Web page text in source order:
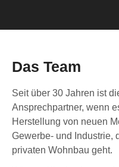
Das Team
Seit über 30 Jahren ist
Ansprechpartner, wenn
Herstellung von neuen
Gewerbe- und Industrie,
privaten Wohnbau geht.